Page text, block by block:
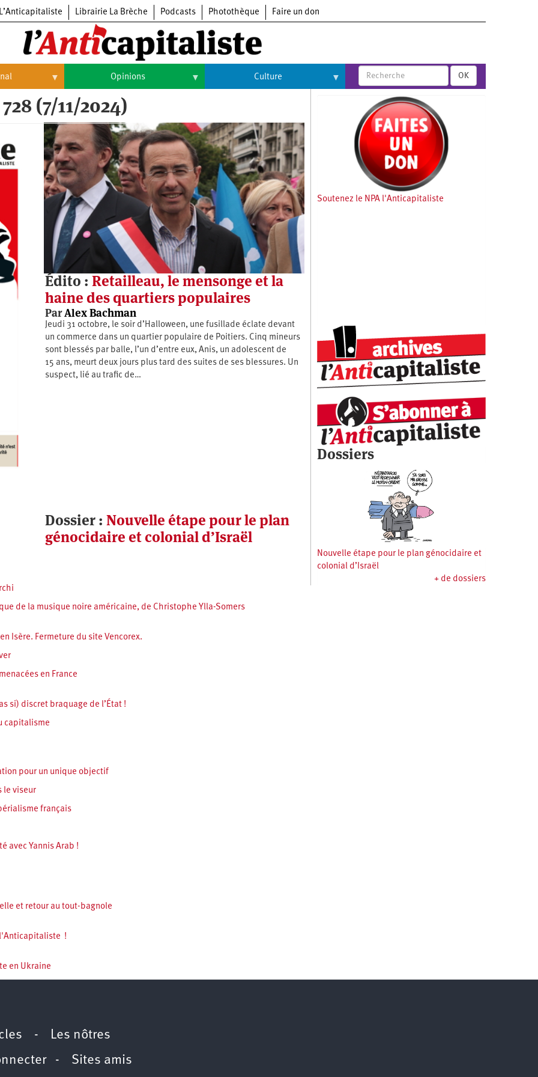
L’Anticapitaliste Librairie La Brèche Podcasts Photothèque Faire un don
Opinions
Opinions
Histoire
Culture
Arts
Cinéma
Expositions
Livres
Musique
OK
(7/11/2024)
Édito : Retailleau, le mensonge et la
haine des quartiers populaires
ParAlex Bachman
Jeudi 31 octobre, le soir d’Halloween, une fusillade éclate devant
un commerce dans un quartier populaire de Poitiers. Cinq mineurs
sont blessés par balle, l’un d’entre eux, Anis, un adolescent de
15 ans, meurt deux jours plus tard des suites de ses blessures. Un
suspect, lié au trafic de…
Dossier : Nouvelle étape pour le plan
génocidaire et colonial d’Israël
de la musique noire américaine, de Christophe Ylla-Somers
Isère. Fermeture du site Vencorex.
en France
si) discret braquage de l’État !
capitalisme
pour un unique objectif
le viseur
français
avec Yannis Arab !
et retour au tout-bagnole
l'Anticapitaliste !
en Ukraine
Soutenez le NPA l'Anticapitaliste
Dossiers
Nouvelle étape pour le plan génocidaire et
colonial d’Israël
+ de dossiers
- Les nôtres
- Sites amis